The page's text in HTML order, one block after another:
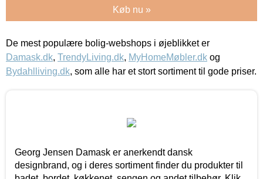
Køb nu »
De mest populære bolig-webshops i øjeblikket er
Damask.dk, TrendyLiving.dk, MyHomeMøbler.dk og
Bydahlliving.dk, som alle har et stort sortiment til gode priser.
Georg Jensen Damask er anerkendt dansk
designbrand, og i deres sortiment finder du produkter til